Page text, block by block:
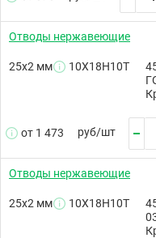
Отводы нержавеющие
25х2 мм 10Х18Н10Т
от 1 473 руб/шт
Отводы нержавеющие
25х2 мм 10Х18Н10Т